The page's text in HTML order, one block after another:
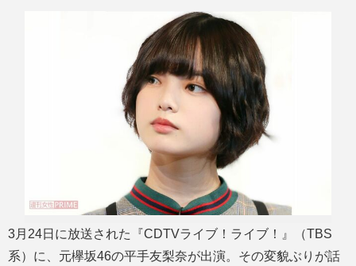
3月24日に放送された『CDTVライブ！ライブ！』（TBS
系）に、元欅坂46の平手友梨奈が出演。その変貌ぶりが話